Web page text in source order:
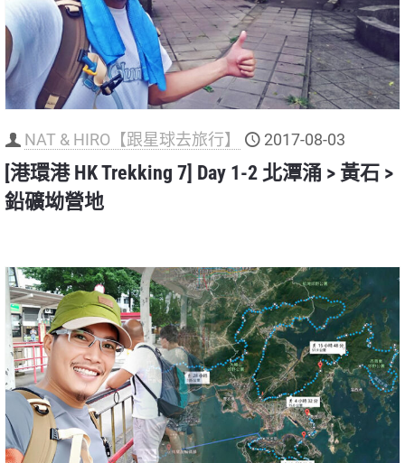
NAT & HIRO【跟星球去旅行】 2017-08-03
[港環港 HK Trekking 7] Day 1-2 北潭涌 > 黃石 >
鉛礦坳營地